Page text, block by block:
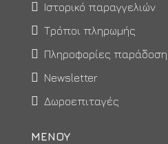
Ιστορικό παραγγελιών
Τρόποι πληρωμής
Πληροφορίες
Newsletter
Δωροεπιταγές
ΜΕΝΟΥ